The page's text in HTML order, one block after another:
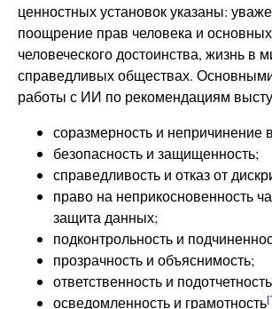
ценностных установок указаны:
поощрение прав человека и
человеческого достоинства, жизнь в
справедливых обществах.
работы с ИИ по рекомендациям
соразмерность и непричинение
безопасность и защищенность;
справедливость и отказ от
право на неприкосновенность
защита данных;
подконтрольность и
прозрачность и объяснимость;
ответственность и
осведомленность и грамотность